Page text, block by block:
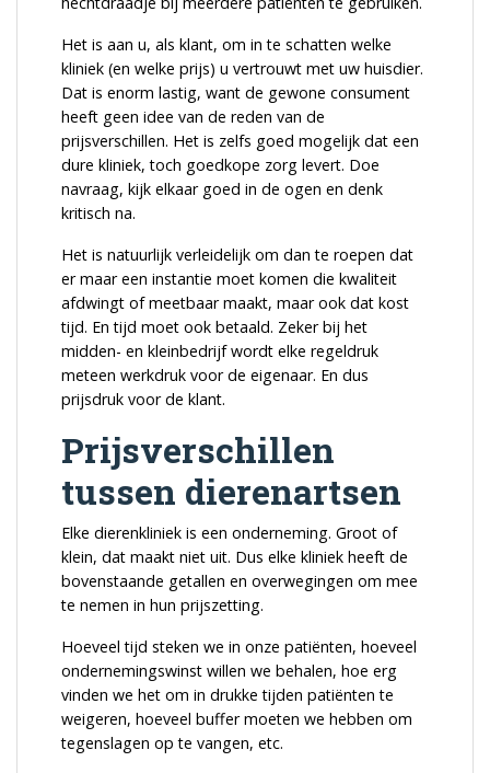
Het is aan u, als klant, om in te schatten welke
kliniek (en welke prijs) u vertrouwt met uw huisdier.
Dat is enorm lastig, want de gewone consument
heeft geen idee van de reden van de
prijsverschillen. Het is zelfs goed mogelijk dat een
dure kliniek, toch goedkope zorg levert. Doe
navraag, kijk elkaar goed in de ogen en denk
kritisch na.
Het is natuurlijk verleidelijk om dan te roepen dat
er maar een instantie moet komen die kwaliteit
afdwingt of meetbaar maakt, maar ook dat kost
tijd. En tijd moet ook betaald. Zeker bij het
midden- en kleinbedrijf wordt elke regeldruk
meteen werkdruk voor de eigenaar. En dus
prijsdruk voor de klant.
Prijsverschillen
tussen dierenartsen
Elke dierenkliniek is een onderneming. Groot of
klein, dat maakt niet uit. Dus elke kliniek heeft de
bovenstaande getallen en overwegingen om mee
te nemen in hun prijszetting.
Hoeveel tijd steken we in onze patiënten, hoeveel
ondernemingswinst willen we behalen, hoe erg
vinden we het om in drukke tijden patiënten te
weigeren, hoeveel buffer moeten we hebben om
tegenslagen op te vangen, etc.